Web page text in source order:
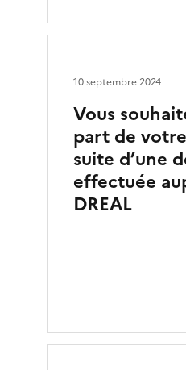
Vous
part de
suite d’une
effectuée
DREAL
10 septembre 2024